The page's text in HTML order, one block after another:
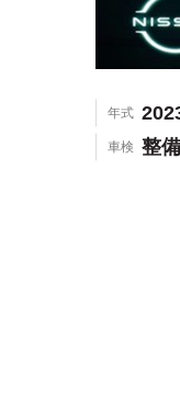
年式
車検 整